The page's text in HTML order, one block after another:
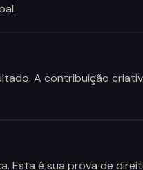
A contribuição
Esta é sua prova de